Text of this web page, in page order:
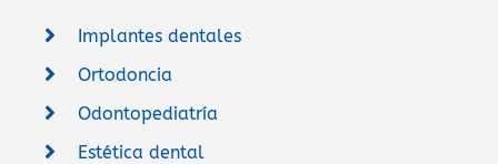
Implantes dentales
Ortodoncia
Odontopediatría
Estética dental